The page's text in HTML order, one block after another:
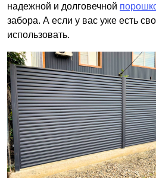
надежной и долговечной
забора. А если у вас уже есть
использовать.